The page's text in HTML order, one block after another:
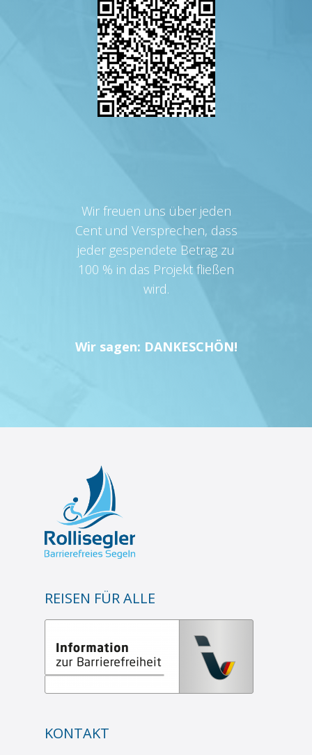
Wir freuen uns über jeden
Cent und Versprechen, dass
jeder gespendete Betrag zu
100 % in das Projekt fließen
wird.
Wir sagen: DANKESCHÖN!
REISEN FÜR ALLE
KONTAKT